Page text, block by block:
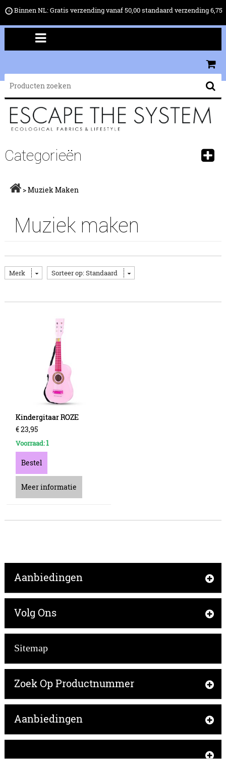
Binnen NL: Gratis verzending vanaf 50,00 standaard verzending 6,75
Categorieën
>Muziek Maken
Muziek maken
Merk Sorteer op: Standaard
Kindergitaar ROZE
€23,95
Voorraad:1
Bestel
Meer informatie
Aanbiedingen
Volg Ons
Sitemap
Zoek Op Productnummer
Aanbiedingen